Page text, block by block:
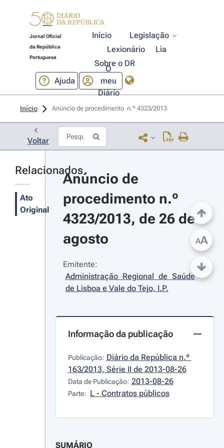
Jornal Oficial
da República
Portuguesa
Início
Legislação
Lexionário
Lia
Sobre o DR
Ajuda
O
meu
Diário
Início Anúncio de procedimento  n.º 4323/2013
Voltar
Relacionados
Ato
Original
Anúncio de
procedimento n.º
4323/2013, de 26 de
agosto
Emitente:
Administração Regional de Saúde
de Lisboa e Vale do Tejo, I.P.
Informação da publicação
Publicação: Diário da República n.º
163/2013, Série II de 2013-08-26
Data de Publicação: 2013-08-26
Parte: L - Contratos públicos
SUMÁRIO
AA